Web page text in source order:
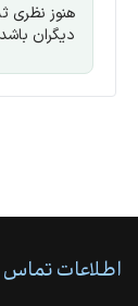
هنوز نظری
دیگران
اطلاعات تماس